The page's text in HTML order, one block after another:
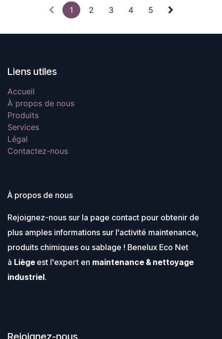
1 2 3 4 5
Liens utiles
Accueil
À propos de nous
Produits
Services
Légal
Contactez-nous
À propos de nous
Rejoignez-nous sur la page contact pour obtenir de
plus amples informations sur l'activité maintenance,
produits chimiques ou sablage ! Benelux Eco Net
à Liège est l'expert en maintenance & nettoyage
industriel.
Rejoignez-nous